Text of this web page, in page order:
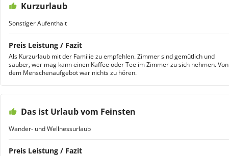
Kurzurlaub
Sonstiger Aufenthalt
Preis Leistung / Fazit
Als Kurzurlaub mit der Familie zu empfehlen. Zimmer sind gemütlich und
sauber, wer mag kann einen Kaffee oder Tee im Zimmer zu sich nehmen. Von
dem Menschenaufgebot war nichts zu hören.
Das ist Urlaub vom Feinsten
Wander- und Wellnessurlaub
Preis Leistung / Fazit